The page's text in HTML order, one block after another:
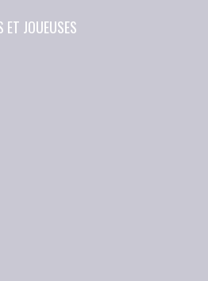
ET JOUEUSES